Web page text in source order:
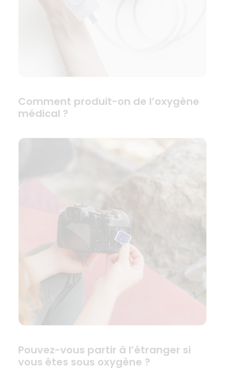
Comment produit-on de l’oxygène
médical ?
Pouvez-vous partir à l’étranger si
vous êtes sous oxygène ?